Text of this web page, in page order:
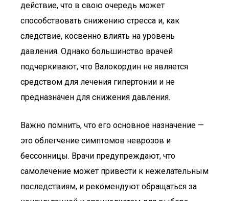
действие, что в свою очередь может
способствовать снижению стресса и, как
следствие, косвенно влиять на уровень
давления. Однако большинство врачей
подчеркивают, что Валокордин не является
средством для лечения гипертонии и не
предназначен для снижения давления.
Важно помнить, что его основное назначение —
это облегчение симптомов неврозов и
бессонницы. Врачи предупреждают, что
самолечение может привести к нежелательным
последствиям, и рекомендуют обращаться за